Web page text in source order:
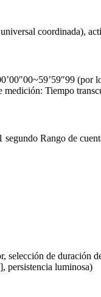
coordinada),
Tiempo
Rango de
de duración
persistencia luminosa)